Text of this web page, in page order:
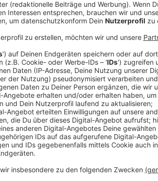
Rückrundenspiel der laufenden Saison
mit 24:29 (13:12) gegen TuSEM Essen
Kulisse, für die nicht zuletzt
schenkten sich die beiden Mannschaften
weitgehend rasanten und spannenden
stärkere Team, während der TuSEM
und das Spiel erfolgreich drehen
Aktionen des Spiels gehörten den
in Front gehen konnten, ehe die
der Abwehr schnell ihre gewohnte
in Folge nach, so dass der VfL nach
mit 3:2 zum ersten Mal die Führung
weiter nach und nahmen das